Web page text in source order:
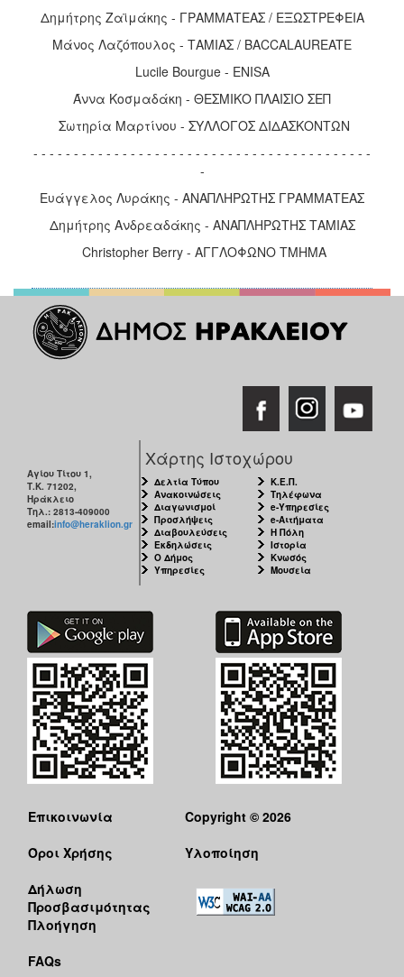
ΠΟΛΙΤΙΣΜΟΣ
Δημήτρης Ζαϊμάκης - ΓΡΑΜΜΑΤΕΑΣ / ΕΞΩΣΤΡΕΦΕΙΑ
Μάνος Λαζόπουλος - ΤΑΜΙΑΣ / BACCALAUREATE
Lucile Bourgue - ENISA
Άννα Κοσμαδάκη - ΘΕΣΜΙΚΟ ΠΛΑΙΣΙΟ ΣΕΠ
Σωτηρία Μαρτίνου - ΣΥΛΛΟΓΟΣ ΔΙΔΑΣΚΟΝΤΩΝ
- - - - - - - - - - - - - - - - - - - - - - - - - - - - - - - - - - - - - - - - - -
-
Ευάγγελος Λυράκης - ΑΝΑΠΛΗΡΩΤΗΣ ΓΡΑΜΜΑΤΕΑΣ
Δημήτρης Ανδρεαδάκης - ΑΝΑΠΛΗΡΩΤΗΣ ΤΑΜΙΑΣ
Christopher Berry - ΑΓΓΛΟΦΩΝΟ ΤΜΗΜΑ
Αγίου Τίτου 1,
Τ.Κ. 71202,
Ηράκλειο
Τηλ.: 2813-409000
email:info@heraklion.gr
Χάρτης Ιστοχώρου
Δελτία Τύπου
Ανακοινώσεις
Διαγωνισμοί
Προσλήψεις
Διαβουλεύσεις
Εκδηλώσεις
Ο Δήμος
Υπηρεσίες
Κ.Ε.Π.
Τηλέφωνα
e-Υπηρεσίες
e-Αιτήματα
Η Πόλη
Ιστορία
Κνωσός
Μουσεία
Επικοινωνία
Όροι Χρήσης
Δήλωση
Προσβασιμότητας
Πλοήγηση
FAQs
Copyright © 2026
Υλοποίηση